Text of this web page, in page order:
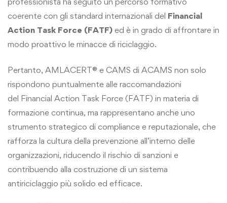
coerente con gli standard internazionali del Financial
Action Task Force (FATF) ed è in grado di affrontare in
modo proattivo le minacce di riciclaggio.
Pertanto, AMLACERT® e CAMS di ACAMS non solo
rispondono puntualmente alle raccomandazioni
del Financial Action Task Force (FATF) in materia di
formazione continua, ma rappresentano anche uno
strumento strategico di compliance e reputazionale, che
rafforza la cultura della prevenzione all’interno delle
organizzazioni, riducendo il rischio di sanzioni e
contribuendo alla costruzione di un sistema
antiriciclaggio più solido ed efficace.